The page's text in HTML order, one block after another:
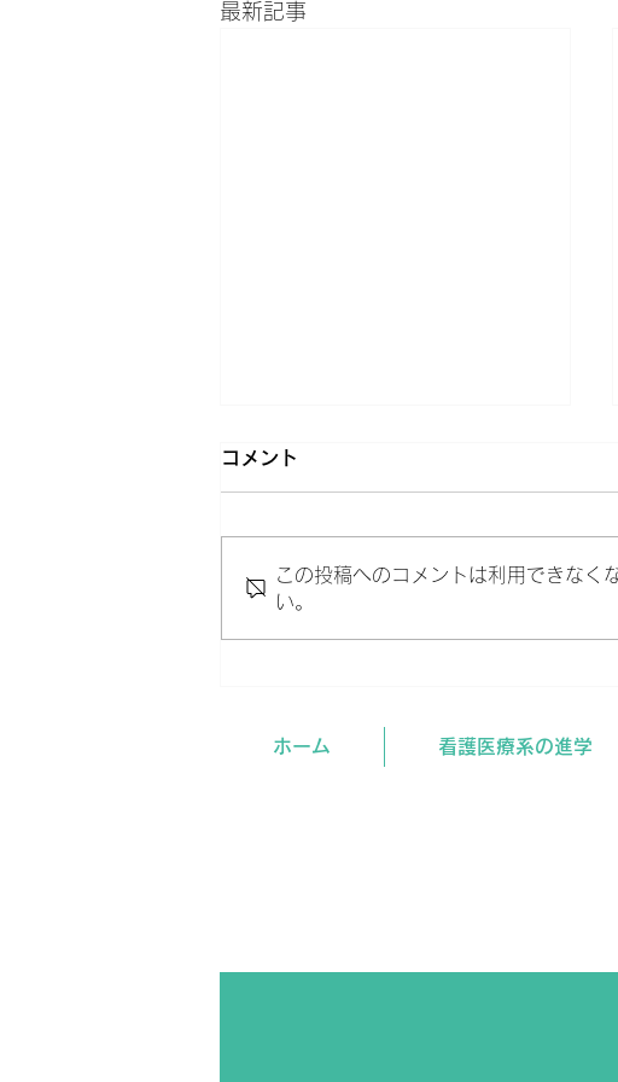
最新記事
コメント
この投稿へのコメントは利用できなく
い。
ホーム 看護医療系の進学